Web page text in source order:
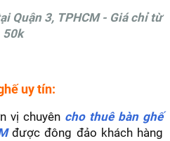
Quận 3, TPHCM - Giá chỉ từ
50k
uy tín:
vị chuyên cho thuê bàn ghế
được đông đảo khách hàng